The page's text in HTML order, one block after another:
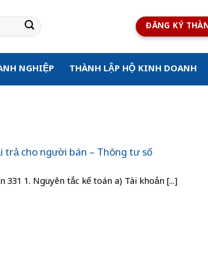
ĐĂNG KÝ
NGHIỆP THÀNH LẬP HỘ KINH DOANH
trả cho người bán – Thông tư số
1. Nguyên tắc kế toán a) Tài khoản [...]